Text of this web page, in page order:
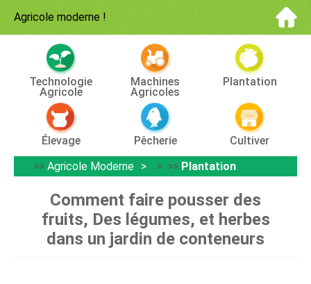
Agricole moderne !
Technologie
Agricole
Machines
Agricoles
Plantation
Élevage Pêcherie
Cultiver
>> Agricole Moderne > >> Plantation
Comment faire pousser des
fruits, Des légumes, et herbes
dans un jardin de conteneurs